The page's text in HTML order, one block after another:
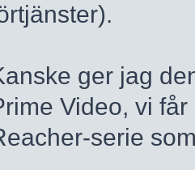
ger jag
Video, vi
serie